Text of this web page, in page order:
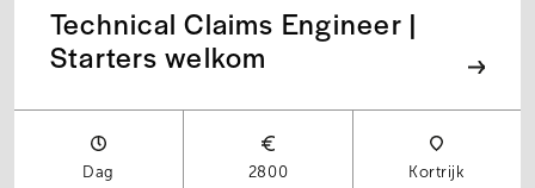
Technical Claims Engineer |
Starters welkom
Dag
2800
Kortrijk